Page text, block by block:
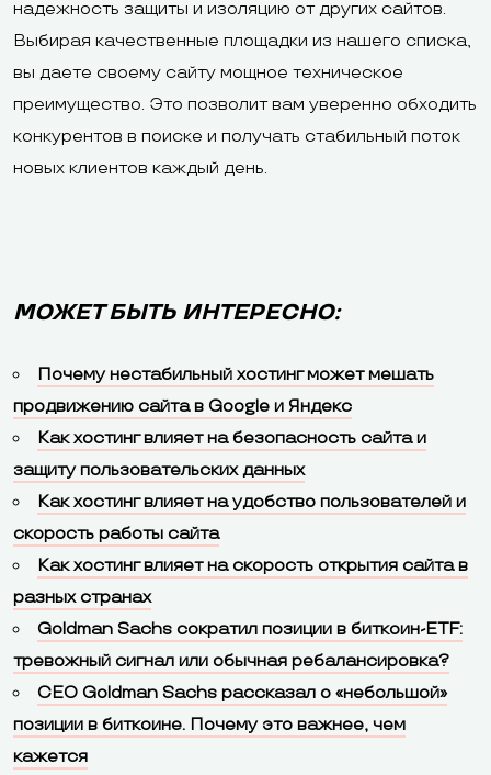
надежность защиты и изоляцию от других сайтов.
Выбирая качественные площадки из нашего списка,
вы даете своему сайту мощное техническое
преимущество. Это позволит вам уверенно обходить
конкурентов в поиске и получать стабильный поток
новых клиентов каждый день.
МОЖЕТ БЫТЬ ИНТЕРЕСНО:
Почему нестабильный хостинг может мешать
продвижению сайта в Google и Яндекс
Как хостинг влияет на безопасность сайта и
защиту пользовательских данных
Как хостинг влияет на удобство пользователей и
скорость работы сайта
Как хостинг влияет на скорость открытия сайта в
разных странах
Goldman Sachs сократил позиции в биткоин-ETF:
тревожный сигнал или обычная ребалансировка?
CEO Goldman Sachs рассказал о «небольшой»
позиции в биткоине. Почему это важнее, чем
кажется